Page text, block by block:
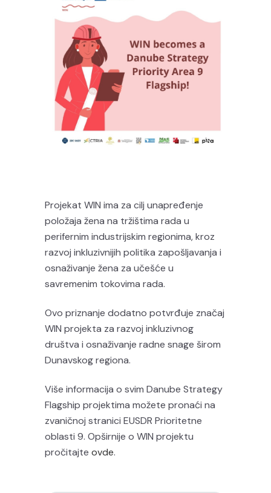
Projekat WIN ima za cilj unapređenje
položaja žena na tržištima rada u
perifernim industrijskim regionima, kroz
razvoj inkluzivnijih politika zapošljavanja i
osnaživanje žena za učešće u
savremenim tokovima rada.
Ovo priznanje dodatno potvrđuje značaj
WIN projekta za razvoj inkluzivnog
društva i osnaživanje radne snage širom
Dunavskog regiona.
Više informacija o svim Danube Strategy
Flagship projektima možete pronaći na
zvaničnoj stranici EUSDR Prioritetne
oblasti 9. Opširnije o WIN projektu
pročitajte ovde.